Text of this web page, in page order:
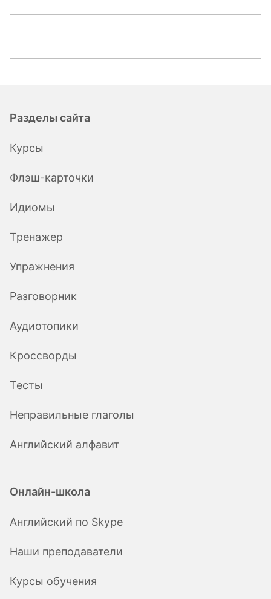
Разделы сайта
Курсы
Флэш-карточки
Идиомы
Тренажер
Упражнения
Разговорник
Аудиотопики
Кроссворды
Тесты
Неправильные глаголы
Английский алфавит
Онлайн-школа
Английский по Skype
Наши преподаватели
Курсы обучения